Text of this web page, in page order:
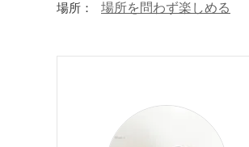
場所： 場所を問わず楽しめる